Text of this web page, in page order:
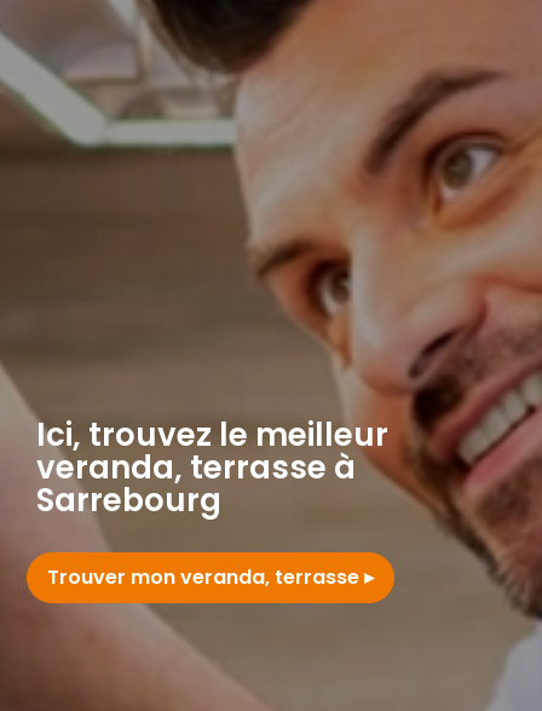
Ici, trouvez le meilleur
veranda, terrasse à
Sarrebourg
Trouver mon veranda, terrasse